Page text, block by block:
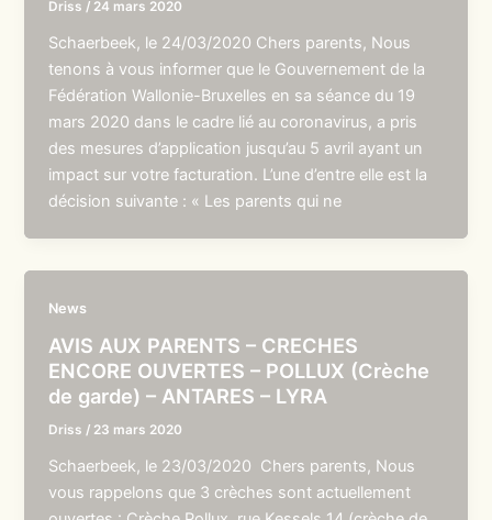
Driss / 24 mars 2020
Schaerbeek, le 24/03/2020 Chers parents, Nous
tenons à vous informer que le Gouvernement de la
Fédération Wallonie-Bruxelles en sa séance du 19
mars 2020 dans le cadre lié au coronavirus, a pris
des mesures d’application jusqu’au 5 avril ayant un
impact sur votre facturation. L’une d’entre elle est la
décision suivante : « Les parents qui ne
News
AVIS AUX PARENTS – CRECHES
ENCORE OUVERTES – POLLUX (Crèche
de garde) – ANTARES – LYRA
Driss / 23 mars 2020
Schaerbeek, le 23/03/2020 Chers parents, Nous
vous rappelons que 3 crèches sont actuellement